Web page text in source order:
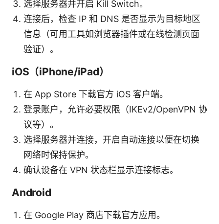
选择服务器并开启 Kill Switch。
连接后，检查 IP 和 DNS 是否显示为目标地区
信息（可用工具如浏览器插件或在线检测页面
验证）。
iOS（iPhone/iPad）
在 App Store 下载官方 iOS 客户端。
登录账户，允许必要权限（IKEv2/OpenVPN 协
议等）。
选择服务器并连接，开启自动连接以便在切换
网络时保持保护。
确认设备在 VPN 状态栏显示连接标志。
Android
在 Google Play 商店下载官方应用。